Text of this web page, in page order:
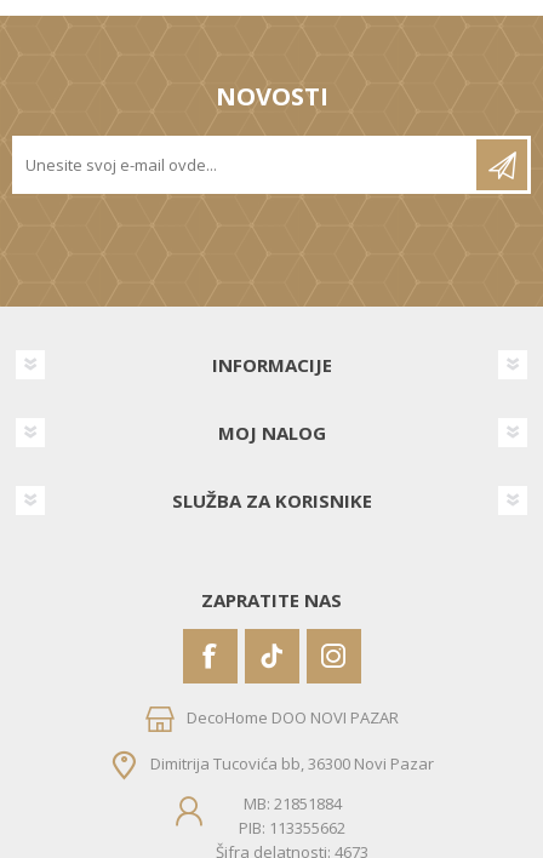
NOVOSTI
INFORMACIJE
MOJ NALOG
SLUŽBA ZA KORISNIKE
ZAPRATITE NAS
DecoHome DOO NOVI PAZAR
Dimitrija Tucovića bb, 36300 Novi Pazar
MB: 21851884
PIB: 113355662
Šifra delatnosti: 4673